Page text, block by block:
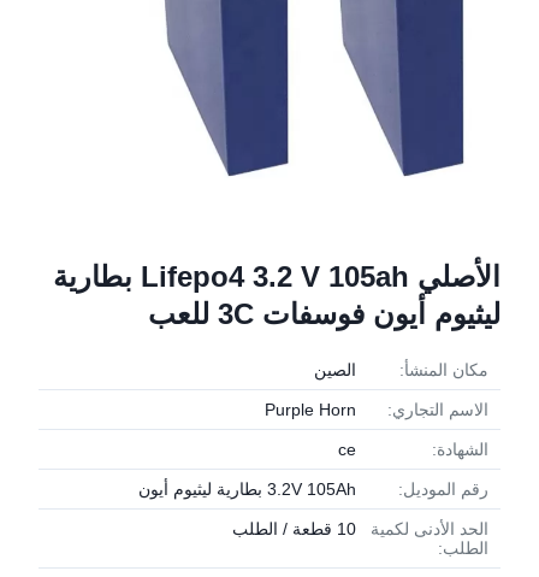
الأصلي Lifepo4 3.2 V 105ah بطارية
ليثيوم أيون فوسفات 3C للعب
مكان المنشأ: الصين
الاسم التجاري: Purple Horn
الشهادة: ce
رقم الموديل: 3.2V 105Ah بطارية ليثيوم أيون
الحد الأدنى لكمية
الطلب:
10 قطعة / الطلب